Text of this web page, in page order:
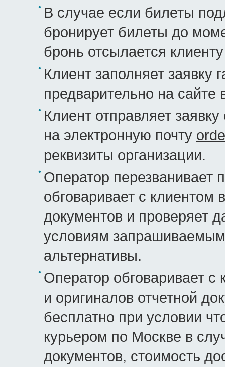
В случае если билеты
бронирует билеты до
бронь отсылается
Клиент заполняет заявку
предварительно на сайте
Клиент отправляет
на электронную почту
реквизиты организации.
Оператор перезванивает
обговаривает с
документов и проверяет
условиям запрашиваемым
альтернативы.
Оператор обговаривает с
и оригиналов отчетной
бесплатно при условии
курьером по Москве в
документов, стоимость